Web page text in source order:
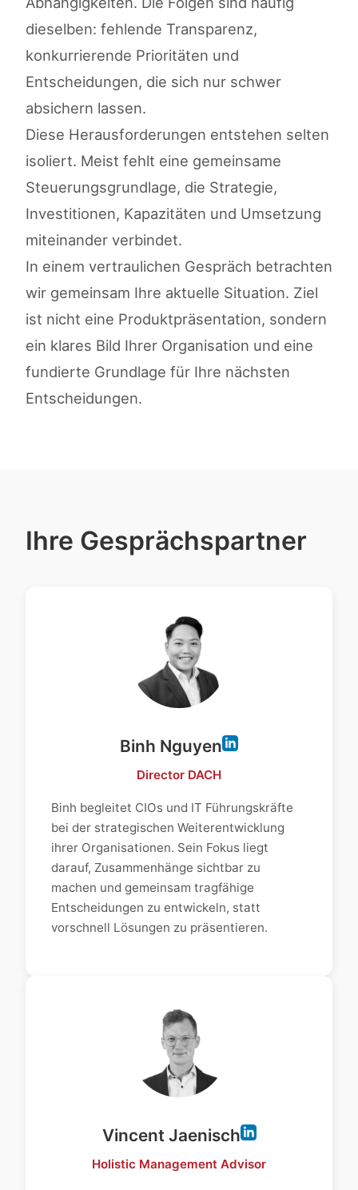
dieselben: fehlende Transparenz,
konkurrierende Prioritäten und
Entscheidungen, die sich nur schwer
absichern lassen.
Diese Herausforderungen entstehen selten
isoliert. Meist fehlt eine gemeinsame
Steuerungsgrundlage, die Strategie,
Investitionen, Kapazitäten und Umsetzung
miteinander verbindet.
In einem vertraulichen Gespräch betrachten
wir gemeinsam Ihre aktuelle Situation. Ziel
ist nicht eine Produktpräsentation, sondern
ein klares Bild Ihrer Organisation und eine
fundierte Grundlage für Ihre nächsten
Entscheidungen.
Ihre Gesprächspartner
Binh Nguyen
Director DACH
Binh begleitet CIOs und IT Führungskräfte
bei der strategischen Weiterentwicklung
ihrer Organisationen. Sein Fokus liegt
darauf, Zusammenhänge sichtbar zu
machen und gemeinsam tragfähige
Entscheidungen zu entwickeln, statt
vorschnell Lösungen zu präsentieren.
Vincent Jaenisch
Holistic Management Advisor